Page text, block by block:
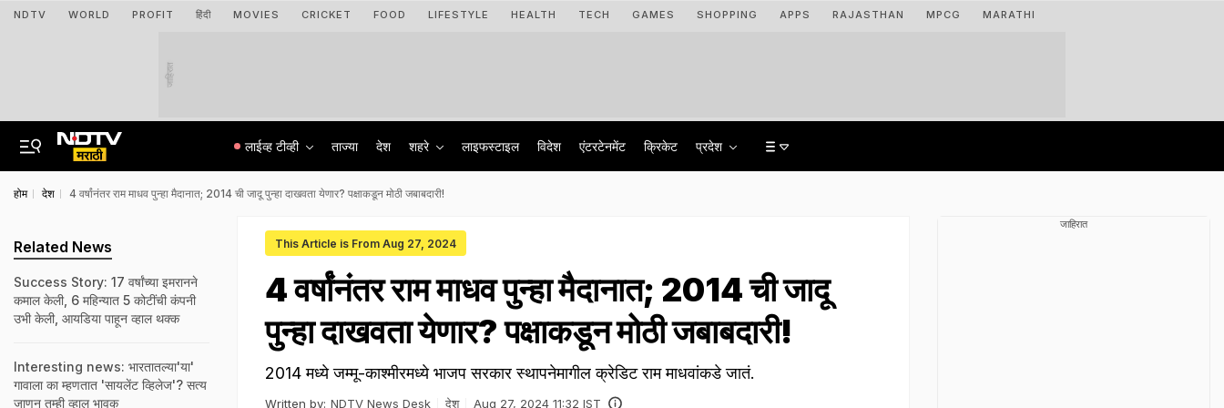
NDTV WORLD PROFIT हिंदी MOVIES CRICKET FOOD LIFESTYLE HEALTH TECH GAMES SHOPPING APPS RAJASTHAN MPCG MARATHI
जाहिरात
लाईव्ह टीव्ही ताज्या देश शहरे लाइफस्टाइल विदेश एंटरटेनमेंट क्रिकेट प्रदेश
होम देश 4 वर्षांनंतर राम माधव पुन्हा मैदानात; 2014 ची जादू पुन्हा दाखवता येणार? पक्षाकडून मोठी जबाबदारी!
This Article is From Aug 27, 2024
4 वर्षांनंतर राम माधव पुन्हा मैदानात; 2014 ची जादू
पुन्हा दाखवता येणार? पक्षाकडून मोठी जबाबदारी!
2014 मध्ये जम्मू-काश्मीरमध्ये भाजप सरकार स्थापनेमागील क्रेडिट राम माधवांकडे जातं.
Written by: NDTV News Desk देश Aug 27, 2024 11:32 IST
Related News
Success Story: 17 वर्षांच्या इमरानने
कमाल केली, 6 महिन्यात 5 कोटींची कंपनी
उभी केली, आयडिया पाहून व्हाल थक्क
Interesting news: भारतातल्या'या'
गावाला का म्हणतात 'सायलेंट व्हिलेज'? सत्य
जाणून तुम्ही व्हाल भावूक
जाहिरात